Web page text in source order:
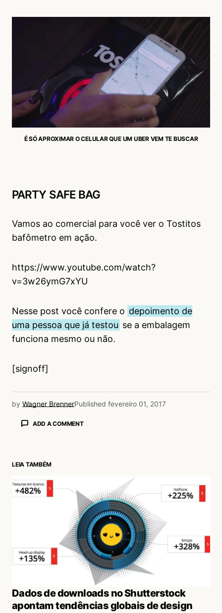
É SÓ APROXIMAR O CELULAR QUE UM UBER VEM TE BUSCAR
PARTY SAFE BAG
Vamos ao comercial para você ver o Tostitos
bafômetro em ação.
https://www.youtube.com/watch?
v=3w26ymG7xYU
Nesse post você confere o depoimento de
uma pessoa que já testou se a embalagem
funciona mesmo ou não.
[signoff]
by Wagner BrennerPublished fevereiro 01, 2017
ADD A COMMENT
LEIA TAMBÉM
Dados de downloads no Shutterstock
apontam tendências globais de design